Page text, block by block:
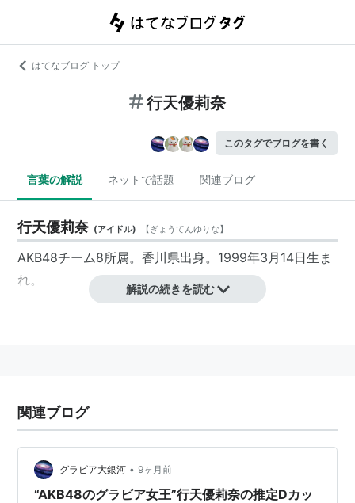
はてなブログ トップ
行天優莉奈
このタグでブログを書く
言葉の解説 ネットで話題 関連ブログ
行天優莉奈 (アイドル) 【ぎょうてんゆりな】
AKB48チーム8所属。香川県出身。1999年3月14日生ま
れ。
解説の続きを読む
関連ブログ
グラビア大銀河 • 9ヶ月前
“AKB48のグラビア女王”行天優莉奈の推定Dカッ